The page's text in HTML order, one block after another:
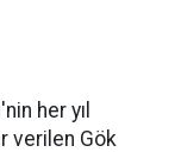
her yıl
verilen Gök